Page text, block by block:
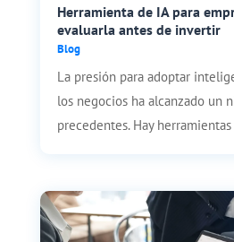
Herramienta de IA para
evaluarla antes de invertir
Blog
La presión para adoptar
los negocios ha alcanzado un
precedentes. Hay